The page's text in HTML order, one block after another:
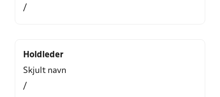
/
Holdleder
Skjult navn
/